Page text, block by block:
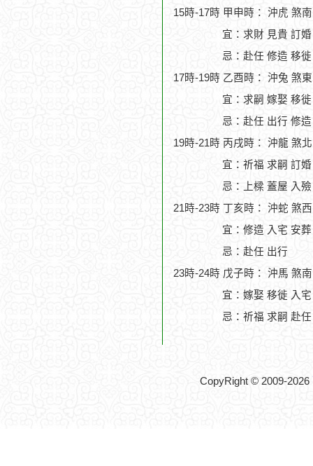
15時-17時 甲申時： 沖虎 煞
宜：求財 見貴 訂
忌：赴任 修造 移
17時-19時 乙酉時： 沖兔 煞
宜：求嗣 嫁娶 移
忌：赴任 出行 修
19時-21時 丙戌時： 沖龍 煞
宜：祈福 求嗣 訂
忌：上樑 蓋屋 入
21時-23時 丁亥時： 沖蛇 煞
宜：修造 入宅 安葬
忌：赴任 出行
23時-24時 戊子時： 沖馬 煞
宜：嫁娶 移徙 入
忌：祈福 求嗣 赴
CopyRight © 2009-2026